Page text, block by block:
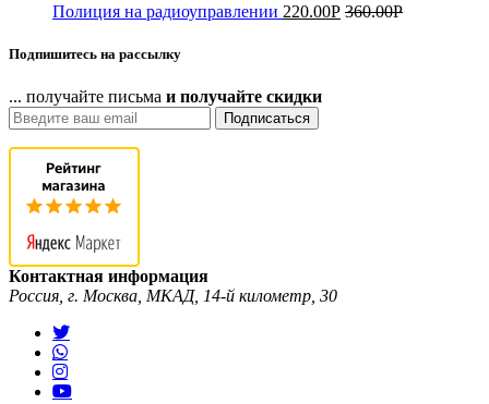
Полиция на радиоуправлении 220.00Р 360.00Р
Подпишитесь на рассылку
... получайте письма и получайте скидки
Подписаться
Контактная информация
Россия, г. Москва, МКАД, 14-й километр, 30